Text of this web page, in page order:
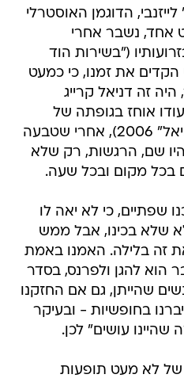
הדוגמן האוסטרלי
אחד, נשבר אחרי
("בשירות הוד
הוא אולי הקדים את זמנו, כי כמעט
זה דניאל קרייג
אוחז בגופתה של
ווספר (אווה גרין, "קזינו רויאל" 2006), אחרי שטבעה
שם, הרגשות, רק שלא
בכל מקום ובכל שעה.
שפתיים, כי לא יאה לו
שלא בכינו, אבל ממש
זה בלילה. האמנו באמת
הוא להגן ולפרנס, בסדר
שהייתן, גם אם החזקנו
בחופשיות - ובעיקר
עושים" לכן.
לא מעט תופעות